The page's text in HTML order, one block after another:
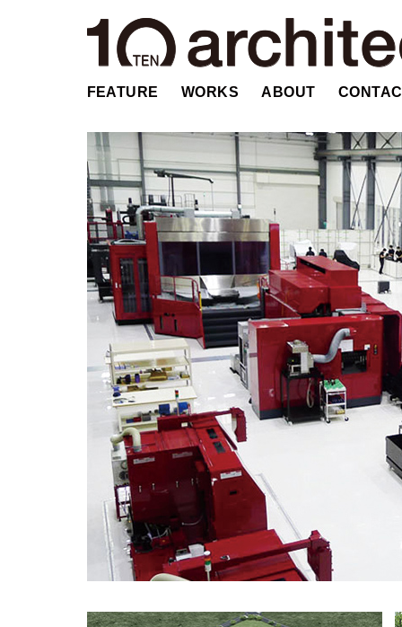
FEATURE WORKS ABOUT